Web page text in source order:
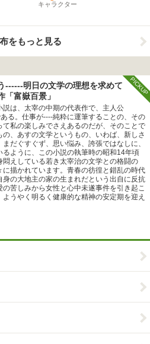
キャラクター
をもっと見る
------明日の文学の理想を求めて
富嶽百景」
は、太宰の中期の代表作で、主人公
る。仕事が----純粋に運筆することの、その
私の楽しみでさえあるのだが、そのことで
、あすの文学というもの、いわば、新しさ
だぐすぐず、思い悩み、誇張ではなしに、
ように、この小説の執筆時の昭和14年頃
えしている若き太宰治の文学との格闘の
描かれています。青春の彷徨と錯乱の時代
の大地主の家の生まれだという出自に反抗
苦しみから女性と心中未遂事件を引き起こ
うやく明るく健康的な精神の安定期を迎え
PICKUP